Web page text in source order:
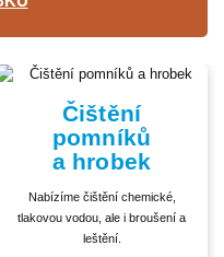
Čištění
pomníků
a hrobek
Nabízíme čištění chemické,
tlakovou vodou, ale i broušení a
leštění.